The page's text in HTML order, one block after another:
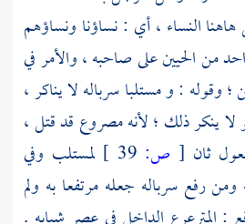
هاهنا النساء ، أي : نساؤنا ونساؤهم
من الحيين على صاحبه ، والأمر في
وقوله : و مستلبا سرباله لا يناكر ،
ينكر ذلك ؛ لأنه مصروع قد قتل ،
ثان [ ص:
لمستلب وفي
رفع سرباله جعله مرتفعا به ولم